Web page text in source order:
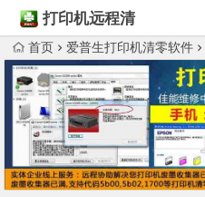
打印机远程清
零首页 爱普生打印机清零软件